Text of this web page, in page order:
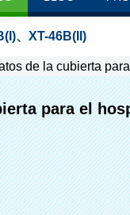
、 XT-46B(II)
de la cubierta
para el